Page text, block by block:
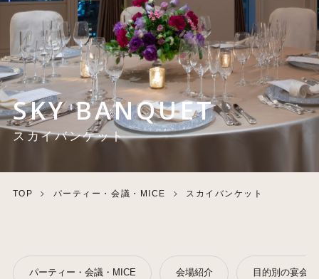
SKY BANQUET
スカイバンケット
TOP パーティー・会議・MICE スカイバンケット
パーティー・会議・MICE 会場紹介 目的別の宴会